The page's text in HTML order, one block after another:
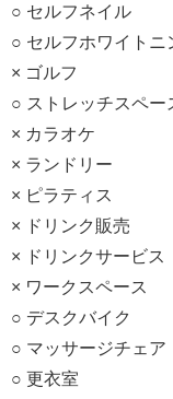
○ セルフネイル
○ セルフホワイトニ
× ゴルフ
○ ストレッチスペー
× カラオケ
× ランドリー
× ピラティス
× ドリンク販売
× ドリンクサービス
× ワークスペース
○ デスクバイク
○ マッサージチェア
○ 更衣室